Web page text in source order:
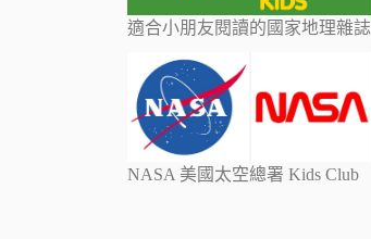
適合小朋友閱讀的國家地理雜誌
NASA 美國太空總署 Kids Club